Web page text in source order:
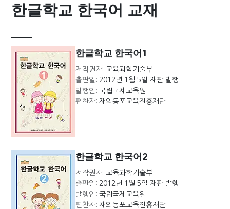
한글학교 한국어 교재
한글학교 한국어1
저작권자: 교육과학기술부
출판일: 2012년 1월 5일 재판 발행
발행인: 국립국제교육원
편찬자: 재외동포교육진흥재단
한글학교 한국어2
저작권자: 교육과학기술부
출판일: 2012년 1월 5일 재판 발행
발행인: 국립국제교육원
편찬자: 재외동포교육진흥재단